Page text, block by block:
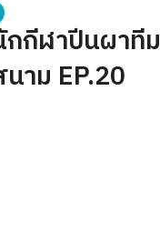
กีฬาปีนผาทีม
าม EP.20